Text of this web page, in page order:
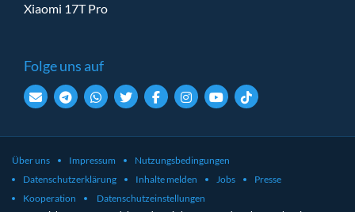
Xiaomi 17T Pro
Folge uns auf
Über uns Impressum
Nutzungsbedingungen
Datenschutzerklärung
Inhalte melden Jobs
Presse
Kooperation
Datenschutzeinstellungen